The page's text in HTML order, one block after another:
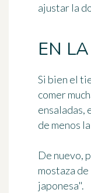
ajustar la
EN
Si bien el
comer
ensaladas,
de menos
De nuevo,
mostaza
japonesa".